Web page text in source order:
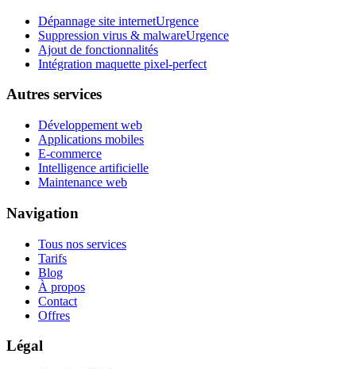
Dépannage site internetUrgence
Suppression virus & malwareUrgence
Ajout de fonctionnalités
Intégration maquette pixel-perfect
Autres services
Développement web
Applications mobiles
E-commerce
Intelligence artificielle
Maintenance web
Navigation
Tous nos services
Tarifs
Blog
À propos
Contact
Offres
Légal